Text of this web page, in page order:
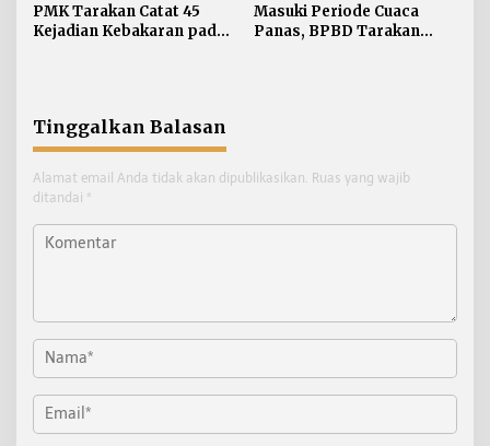
PMK Tarakan Catat 45
Kejadian Kebakaran pada
Masuki Periode Cuaca
Panas, BPBD Tarakan
Tinggalkan Balasan
Alamat email Anda tidak akan dipublikasikan. Ruas yang wajib
ditandai *